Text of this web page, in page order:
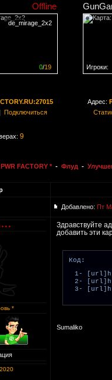
Offline
de_mirage_2x2
0/19
Игроки:
Подключиться
Адрес:
9
FACTORY * - Флуд -
Добавлено: Пт
*
Здравствуйте
добавить эти
Код:
1-
2-
3-
Sumaliko